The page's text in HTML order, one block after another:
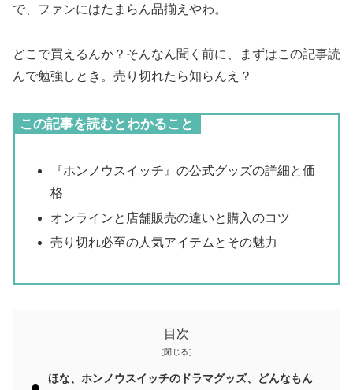
で、ファンにはたまらん品揃えやわ。
どこで買えるんか？そんなん聞く前に、まずはこの記事読
んで勉強しとき。売り切れたら知らんえ？
この記事を読むとわかること
『ホンノウスイッチ』の公式グッズの詳細と価
格
オンラインと店舗販売の違いと購入のコツ
売り切れ必至の人気アイテムとその魅力
目次
ほな、ホンノウスイッチのドラマグッズ、どんなもん